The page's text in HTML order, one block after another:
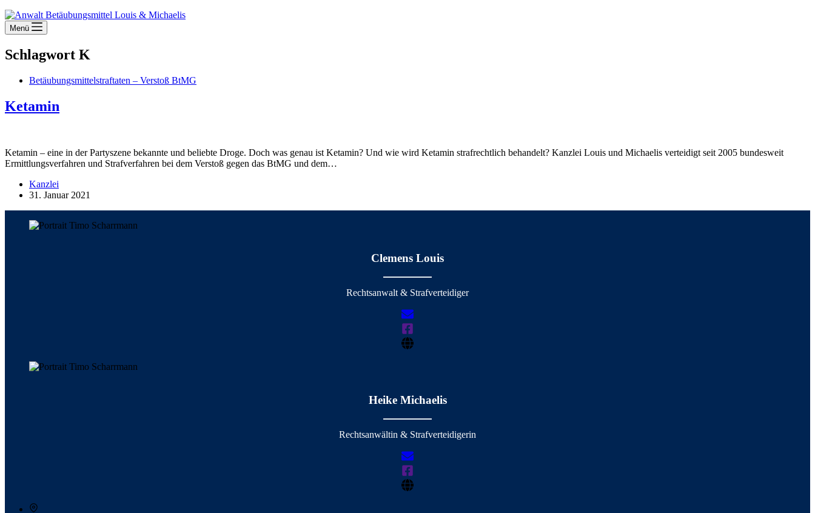
Menü
Schlagwort K
Betäubungsmittelstraftaten – Verstoß BtMG
Ketamin
Ketamin – eine in der Partyszene bekannte und beliebte Droge. Doch was genau ist Ketamin? Und wie wird Ketamin strafrechtlich behandelt? Kanzlei Louis und Michaelis verteidigt seit 2005 bundesweit
Ermittlungsverfahren und Strafverfahren bei dem Verstoß gegen das BtMG und dem…
Kanzlei
31. Januar 2021
Clemens Louis
Rechtsanwalt & Strafverteidiger
Heike Michaelis
Rechtsanwältin & Strafverteidigerin